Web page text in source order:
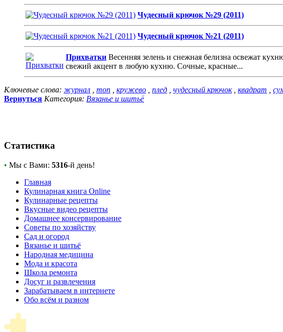
Чудесный крючок №29 (2011)
Чудесный крючок №21 (2011)
Прихватки Весенняя зелень и снежная белизна освежат
свежий акцент в любую кухню. Сочные, красные...
Ключевые слова: журнал топ кружево плед чудесный крючок, квадрат
Вернуться Категория: Вязанье и шитьё
Статистика
• Мы с Вами: 5316-й день!
Главная
Кулинарная книга Online
Кулинарные рецепты
Вкусные видео рецепты
Домашнее консервирование
Советы по хозяйству
Сад и огород
Вязанье и шитьё
Народная медицина
Мода и красота
Школа ремонта
Досуг и развлечения
Зарабатываем в интернете
Обо всём и разном